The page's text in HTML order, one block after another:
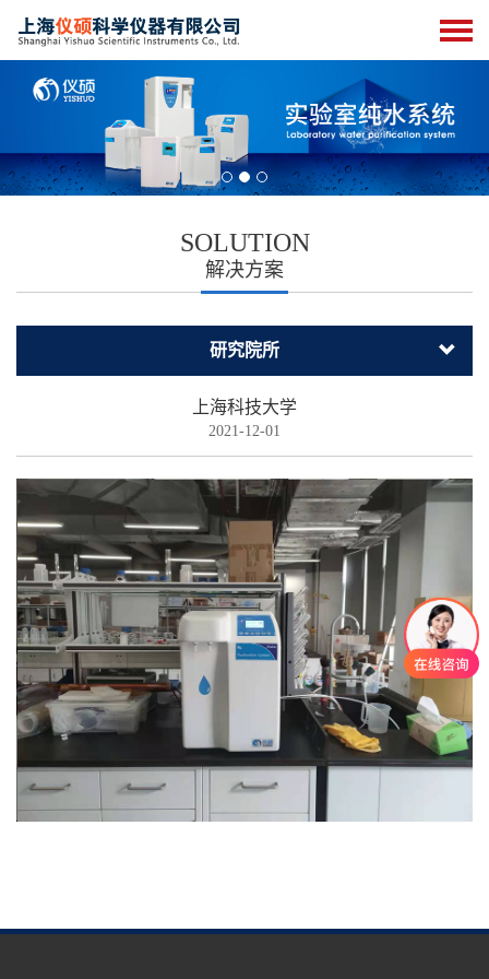
SOLUTION
解决方案
研究院所
上海科技大学
2021-12-01